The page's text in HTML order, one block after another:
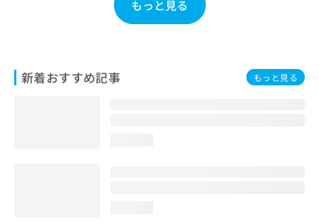
もっと見る
新着おすすめ記事 もっと見る
せ